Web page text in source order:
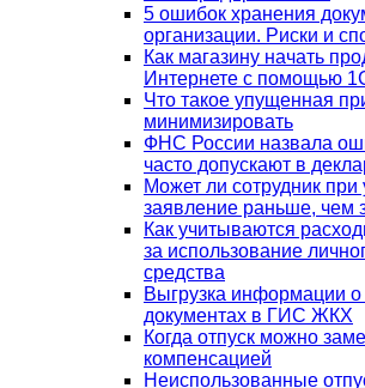
5 ошибок хранения
организации. Риски и
Как магазину начать
Интернете с помощью
Что такое упущенная
минимизировать
ФНС России назвала
часто допускают в
Может ли сотрудник
заявление раньше, чем
Как учитываются
за использование
средства
Выгрузка информации
документах в ГИС ЖКХ
Когда отпуск можно
компенсацией
Неиспользованные